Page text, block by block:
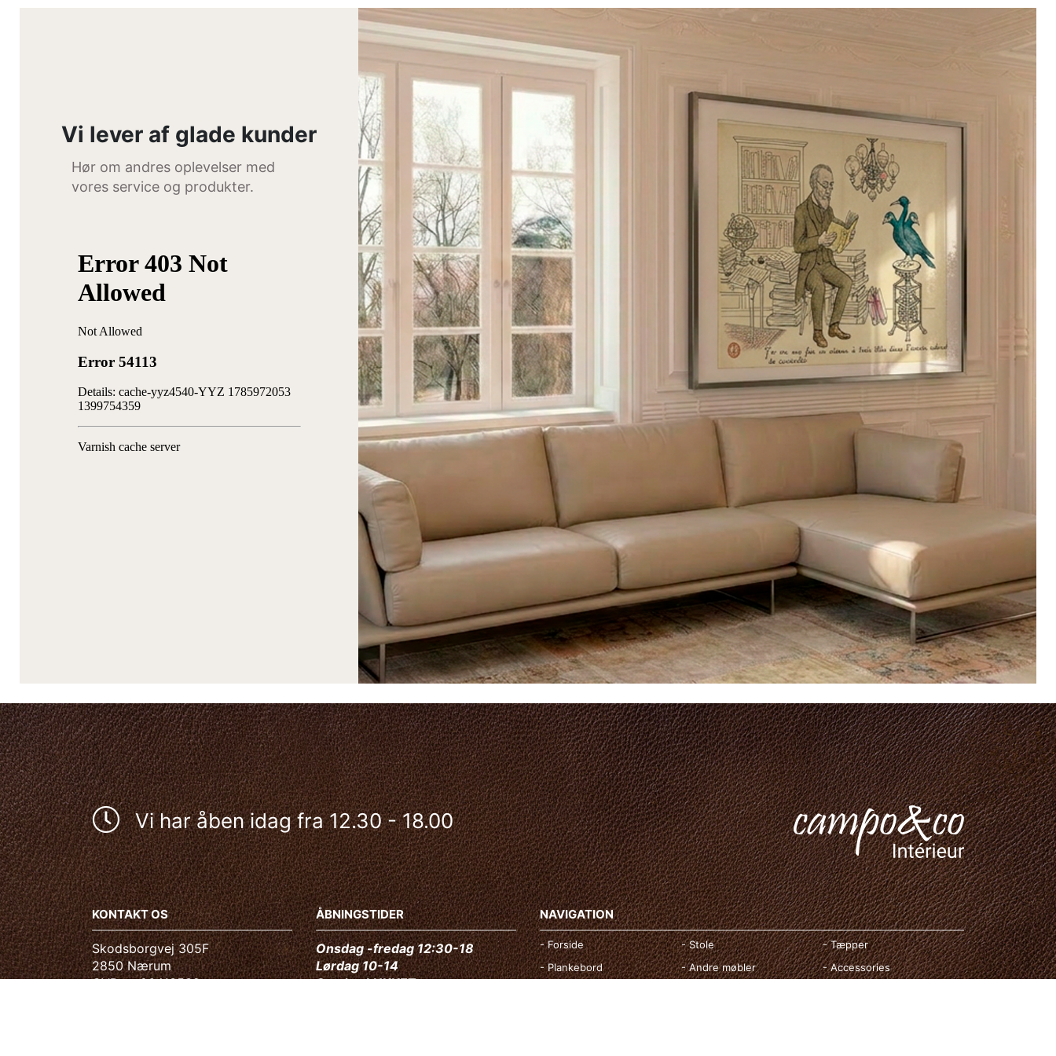
Vi lever af glade kunder
Hør om andres oplevelser med
vores service og produkter.
Vi har åben idag fra 12.30 - 18.00
KONTAKT OS
Skodsborgvej 305F
2850 Nærum
CVR nr. 26413532
ÅBNINGSTIDER
Onsdag -fredag 12:30-18
Lørdag 10-14
Søndag LUKKET
NAVIGATION
- Forside - Stole
- Tæpper
- Plankebord
- Andre møbler
- Accessories